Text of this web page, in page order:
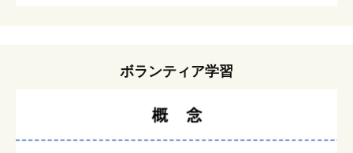
ボランティア学習